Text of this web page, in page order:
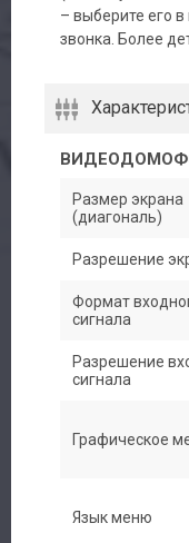
– выберите его
звонка. Более
Размер экрана
(диагональ)
Разрешение
Формат
сигнала
Разрешение
сигнала
Графическое
Язык меню